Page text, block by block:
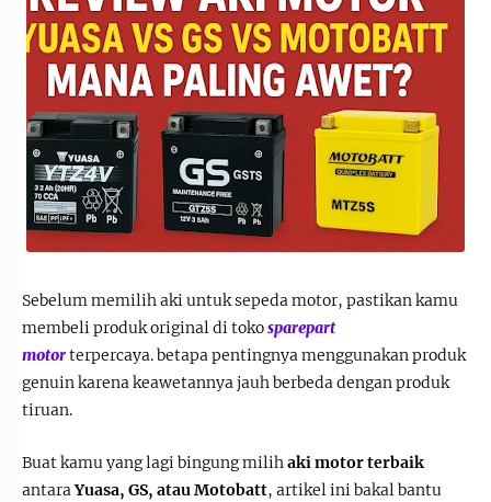
Sebelum memilih aki untuk sepeda motor, pastikan kamu
membeli produk original di tokosparepart
motorterpercaya. betapa pentingnya menggunakan produk
genuin karena keawetannya jauh berbeda dengan produk
tiruan.
Buat kamu yang lagi bingung milihaki motor terbaik
antaraYuasa, GS, atau Motobatt, artikel ini bakal bantu